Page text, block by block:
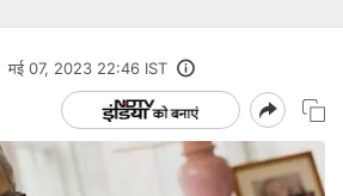
मई 07, 2023 22:46 IST